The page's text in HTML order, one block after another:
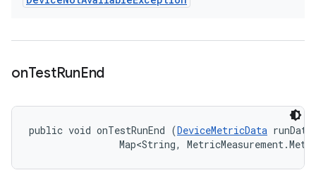
onTestRunEnd
public void onTestRunEnd (DeviceMetricData
Map<String,